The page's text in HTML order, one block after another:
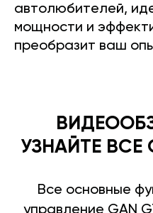
автолюбителей,
мощности и
преобразит ваш
УЗНАЙТЕ
Все основные
управление GAN